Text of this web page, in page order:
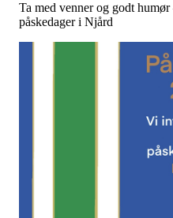
Ta med venner og godt
påskedager i Njård